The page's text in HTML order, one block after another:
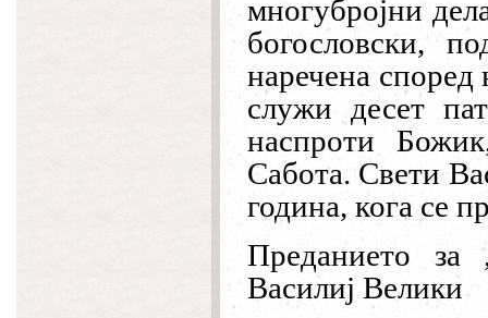
многубројни
богословски,
наречена според
служи десет
наспроти
Сабота. Свети
година, кога се
Преданието за
Василиј Велики